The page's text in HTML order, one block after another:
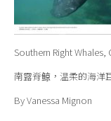
Southern Right
南露脊鲸，温柔的海洋
By Vanessa Mignon